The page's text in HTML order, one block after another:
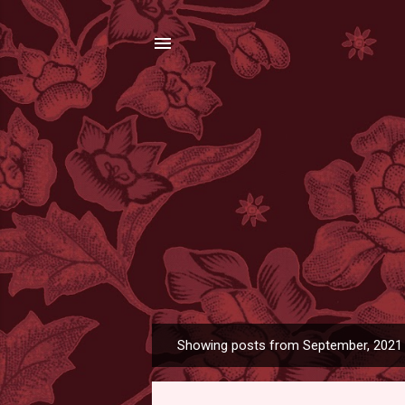
o
Showing posts from September, 2021